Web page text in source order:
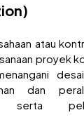
atau
proyek
dan
serta